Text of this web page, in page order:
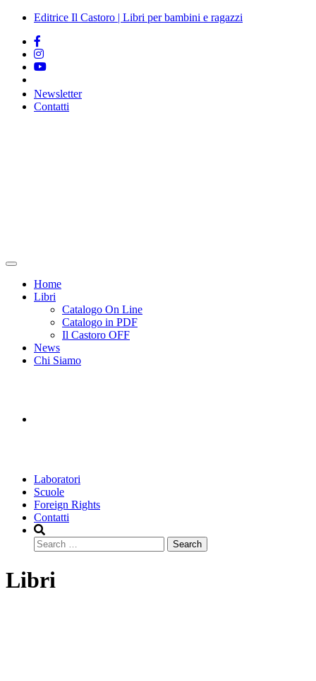
contenutoEditrice Il Castoro | Libri per bambini e ragazzi
Newsletter
Contatti
Home
Libri
Catalogo On Line
Catalogo in PDF
Il Castoro OFF
News
Chi Siamo
Laboratori
Scuole
Foreign Rights
Contatti
Search
Libri